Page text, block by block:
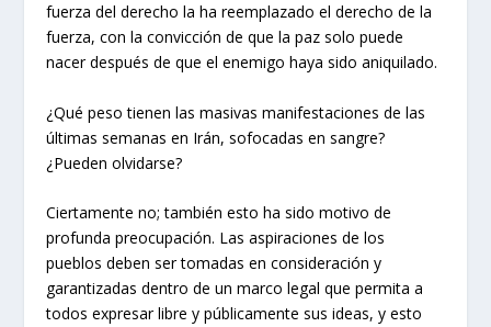
fuerza del derecho la ha reemplazado el derecho de la
fuerza, con la convicción de que la paz solo puede
nacer después de que el enemigo haya sido aniquilado.
¿Qué peso tienen las masivas manifestaciones de las
últimas semanas en Irán, sofocadas en sangre?
¿Pueden olvidarse?
Ciertamente no; también esto ha sido motivo de
profunda preocupación. Las aspiraciones de los
pueblos deben ser tomadas en consideración y
garantizadas dentro de un marco legal que permita a
todos expresar libre y públicamente sus ideas, y esto